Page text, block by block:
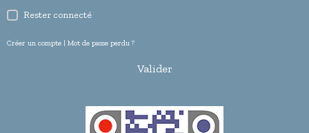
Rester connecté
Créer un compte | Mot de passe perdu ?
Valider